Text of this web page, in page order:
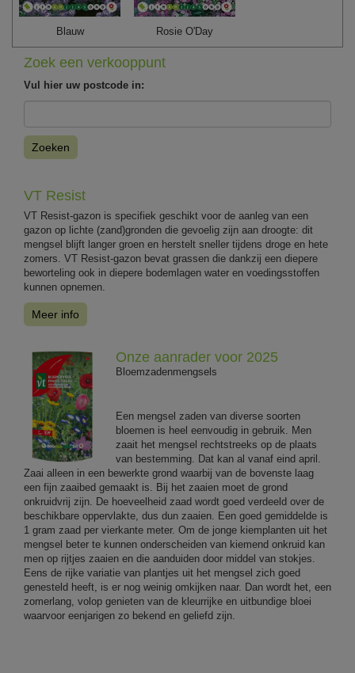
Blauw Rosie O'Day
Zoek een verkooppunt
Vul hier uw postcode in:
Zoeken
VT Resist
VT Resist-gazon is specifiek geschikt voor de aanleg van een
gazon op lichte (zand)gronden die gevoelig zijn aan droogte: dit
mengsel blijft langer groen en herstelt sneller tijdens droge en hete
zomers. VT Resist-gazon bevat grassen die dankzij een diepere
beworteling ook in diepere bodemlagen water en voedingsstoffen
kunnen opnemen.
Meer info
Onze aanrader voor 2025
Bloemzadenmengsels
Een mengsel zaden van diverse soorten
bloemen is heel eenvoudig in gebruik. Men
zaait het mengsel rechtstreeks op de plaats
van bestemming. Dat kan al vanaf eind april.
Zaai alleen in een bewerkte grond waarbij van de bovenste laag
een fijn zaaibed gemaakt is. Bij het zaaien moet de grond
onkruidvrij zijn. De hoeveelheid zaad wordt goed verdeeld over de
beschikbare oppervlakte, dus dun zaaien. Een goed gemiddelde is
1 gram zaad per vierkante meter. Om de jonge kiemplanten uit het
mengsel beter te kunnen onderscheiden van kiemend onkruid kan
men op rijtjes zaaien en die aanduiden door middel van stokjes.
Eens de rijke variatie van plantjes uit het mengsel zich goed
genesteld heeft, is er nog weinig omkijken naar. Dan wordt het, een
zomerlang, volop genieten van de kleurrijke en uitbundige bloei
waarvoor eenjarigen zo bekend en geliefd zijn.